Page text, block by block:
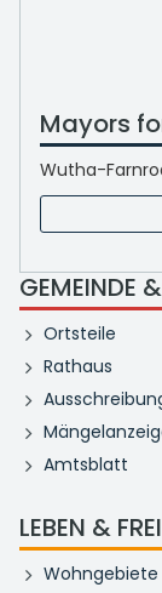
Mayors
Wutha-
GEMEINDE
Ortsteile
Rathaus
Amtsblatt
LEBEN &
Wohngebiete